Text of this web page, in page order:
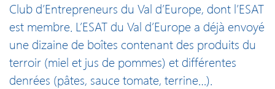
Club d’Entrepreneurs du Val d’Europe, dont l’ESAT
est membre. L’ESAT du Val d’Europe a déjà envoyé
une dizaine de boîtes contenant des produits du
terroir (miel et jus de pommes) et différentes
denrées (pâtes, sauce tomate, terrine…).